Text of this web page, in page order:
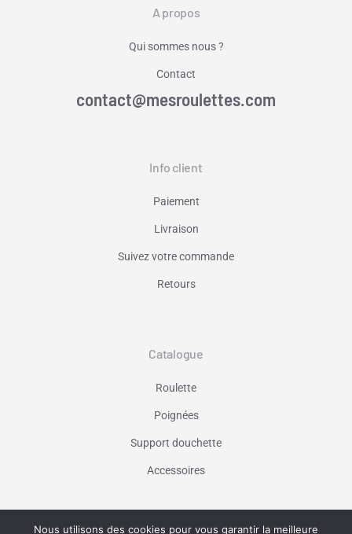
A propos
Qui sommes nous ?
Contact
contact@mesroulettes.com
Info client
Paiement
Livraison
Suivez votre commande
Retours
Catalogue
Roulette
Poignées
Support douchette
Accessoires
Nous utilisons des cookies pour vous garantir la meilleure